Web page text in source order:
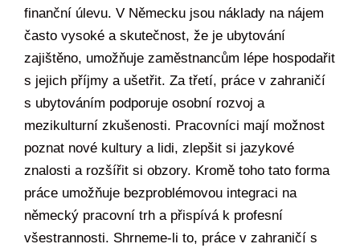
finanční úlevu. V Německu jsou náklady na nájem
často vysoké a skutečnost, že je ubytování
zajištěno, umožňuje zaměstnancům lépe hospodařit
s jejich příjmy a ušetřit. Za třetí, práce v zahraničí
s ubytováním podporuje osobní rozvoj a
mezikulturní zkušenosti. Pracovníci mají možnost
poznat nové kultury a lidi, zlepšit si jazykové
znalosti a rozšířit si obzory. Kromě toho tato forma
práce umožňuje bezproblémovou integraci na
německý pracovní trh a přispívá k profesní
všestrannosti. Shrneme-li to, práce v zahraničí s